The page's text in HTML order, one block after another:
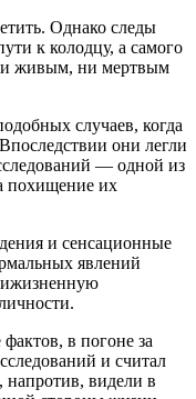
Однако следы
к колодцу, а самого
живым, ни мертвым
случаев, когда
они легли
— одной из
похищение их
и сенсационные
явлений
в погоне за
и считал
видели в